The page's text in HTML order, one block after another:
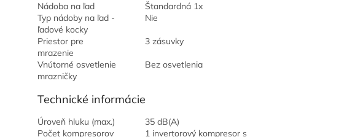
Nádoba na ľad
Štandardná 1x
Typ nádoby na ľad -
ľadové kocky
Nie
Priestor pre
mrazenie
3 zásuvky
Vnútorné osvetlenie
mrazničky
Bez osvetlenia
Technické informácie
Úroveň hluku (max.)
35 dB(A)
Počet kompresorov
1 invertorový kompresor s